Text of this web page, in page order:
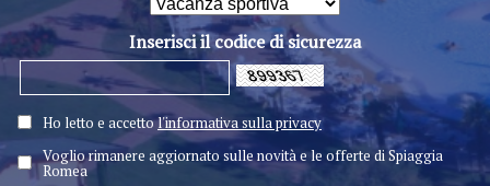
Inserisci il codice di sicurezza
Ho letto e accettol'informativa sulla privacy
Voglio rimanere aggiornato sulle novità e le offerte di Spiaggia
Romea